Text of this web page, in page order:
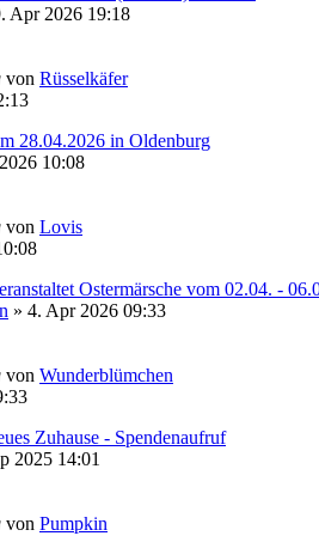
Apr 2026 19:18
von Rüsselkäfer
28.04.2026 in Oldenburg
10:08
von Lovis
Ostermärsche vom 02.04. -
» 4. Apr 2026 09:33
von Wunderblümchen
Zuhause - Spendenaufruf
2025 14:01
von Pumpkin